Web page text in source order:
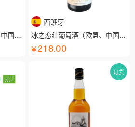
月亮谷红葡萄酒（欧盟、中国有机认证）
西班牙
冰之恋红葡萄酒（欧盟、中国有机认证）
218.00
订货